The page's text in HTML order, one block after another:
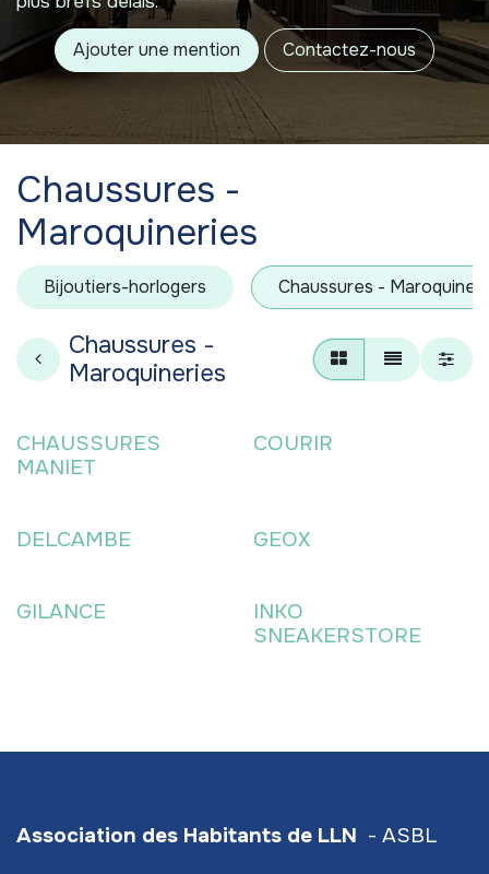
Ajouter une mention Contactez-nous
Chaussures -
Maroquineries
Bijoutiers-horlogers Chaussures -
Chaussures -
Maroquineries
CHAUSSURES
MANIET
COURIR
DELCAMBE GEOX
GILANCE
INKO
SNEAKERSTORE
Association des Habitants de LLN - ASBL